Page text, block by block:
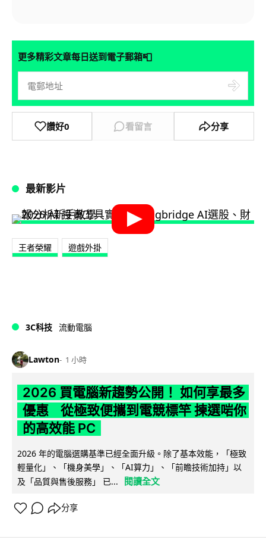
更多精彩文章每日送到電子郵箱📮
讚好0 看留言 分享
最新影片
王者榮耀 遊戲外掛
3C科技 流動電腦
Lawton 1 小時
2026 買電腦新趨勢公開！ 如何享最多
優惠 從極致便攜到電競標竿 揀選啱你
的高效能 PC
2026 年的電腦選購基準已經全面升級。除了基本效能，「極致
輕量化」、「機身美學」、「AI算力」、「前瞻技術加持」以
及「品質與售後服務」 已...
閱讀全文
分享